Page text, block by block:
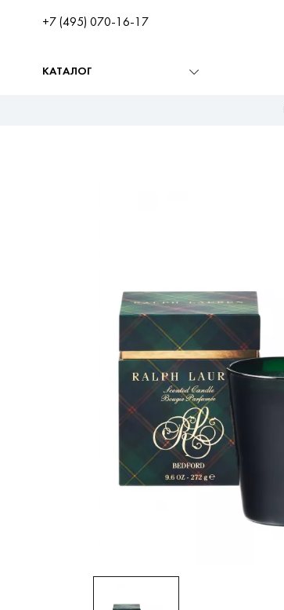
+7 (495) 070-16-17
КАТАЛОГ